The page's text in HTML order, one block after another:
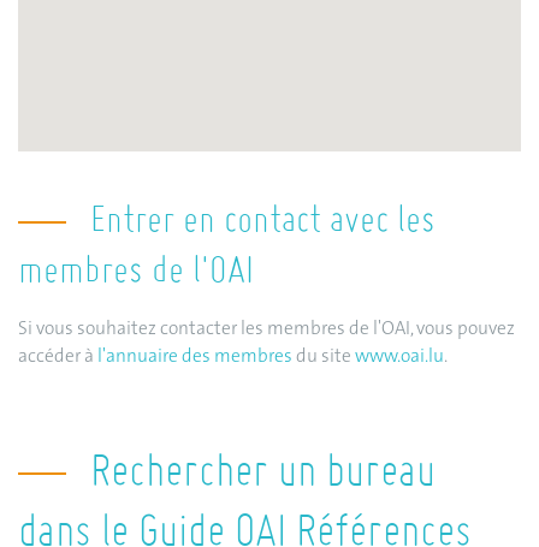
Entrer en contact avec les
membres de l'OAI
Si vous souhaitez contacter les membres de l'OAI, vous pouvez
accéder à l'annuaire des membres du site www.oai.lu.
Rechercher un bureau
dans le Guide OAI Références